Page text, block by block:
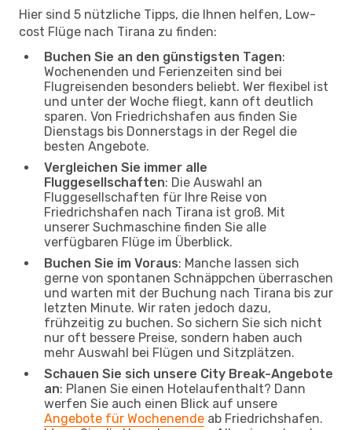
Hier sind 5 nützliche Tipps, die Ihnen helfen, Low-
cost Flüge nach Tirana zu finden:
Buchen Sie an den günstigsten Tagen:
Wochenenden und Ferienzeiten sind bei
Flugreisenden besonders beliebt. Wer flexibel ist
und unter der Woche fliegt, kann oft deutlich
sparen. Von Friedrichshafen aus finden Sie
Dienstags bis Donnerstags in der Regel die
besten Angebote.
Vergleichen Sie immer alle
Fluggesellschaften: Die Auswahl an
Fluggesellschaften für Ihre Reise von
Friedrichshafen nach Tirana ist groß. Mit
unserer Suchmaschine finden Sie alle
verfügbaren Flüge im Überblick.
Buchen Sie im Voraus: Manche lassen sich
gerne von spontanen Schnäppchen überraschen
und warten mit der Buchung nach Tirana bis zur
letzten Minute. Wir raten jedoch dazu,
frühzeitig zu buchen. So sichern Sie sich nicht
nur oft bessere Preise, sondern haben auch
mehr Auswahl bei Flügen und Sitzplätzen.
Schauen Sie sich unsere City Break-Angebote
an: Planen Sie einen Hotelaufenthalt? Dann
werfen Sie auch einen Blick auf unsere
Angebote für Wochenende ab Friedrichshafen.